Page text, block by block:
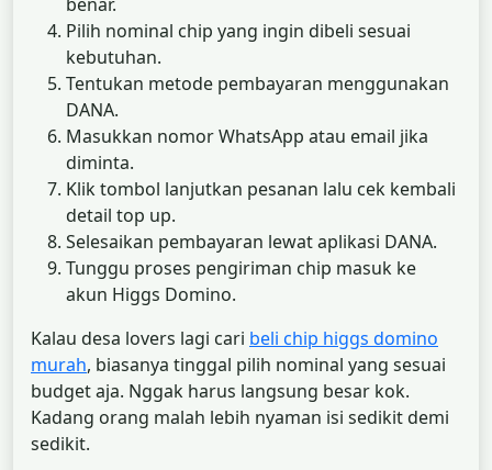
Pilih nominal chip yang ingin dibeli sesuai
kebutuhan.
Tentukan metode pembayaran menggunakan
DANA.
Masukkan nomor WhatsApp atau email jika
diminta.
Klik tombol lanjutkan pesanan lalu cek kembali
detail top up.
Selesaikan pembayaran lewat aplikasi DANA.
Tunggu proses pengiriman chip masuk ke
akun Higgs Domino.
Kalau desa lovers lagi cari beli chip higgs domino
murah, biasanya tinggal pilih nominal yang sesuai
budget aja. Nggak harus langsung besar kok.
Kadang orang malah lebih nyaman isi sedikit demi
sedikit.